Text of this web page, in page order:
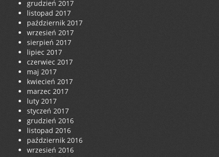
grudzień 2017
listopad 2017
październik 2017
wrzesień 2017
sierpień 2017
lipiec 2017
czerwiec 2017
maj 2017
kwiecień 2017
marzec 2017
luty 2017
styczeń 2017
grudzień 2016
listopad 2016
październik 2016
wrzesień 2016